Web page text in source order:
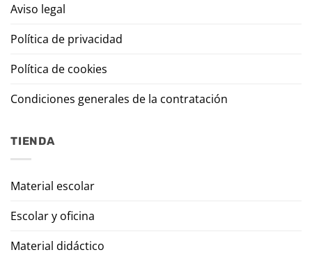
Aviso legal
Política de privacidad
Política de cookies
Condiciones generales de la contratación
TIENDA
Material escolar
Escolar y oficina
Material didáctico